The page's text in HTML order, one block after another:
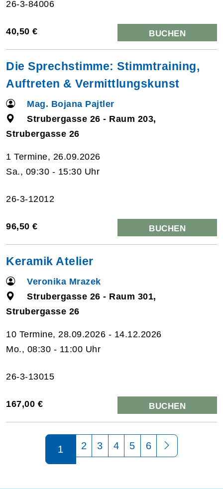
26-3-84006
40,50 € BUCHEN
Die Sprechstimme: Stimmtraining,
Auftreten & Vermittlungskunst
Mag. Bojana Pajtler
Strubergasse 26 - Raum 203,
Strubergasse 26
1 Termine, 26.09.2026
Sa., 09:30 - 15:30 Uhr
26-3-12012
96,50 € BUCHEN
Keramik Atelier
Veronika Mrazek
Strubergasse 26 - Raum 301,
Strubergasse 26
10 Termine, 28.09.2026 - 14.12.2026
Mo., 08:30 - 11:00 Uhr
26-3-13015
167,00 € BUCHEN
Seite 1 von 6
1 2 3 4 5 6